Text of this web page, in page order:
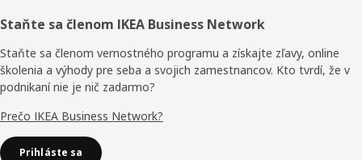
Staňte sa členom IKEA Business Network
Staňte sa členom vernostného programu a získajte zľavy, online
školenia a výhody pre seba a svojich zamestnancov. Kto tvrdí, že v
podnikaní nie je nič zadarmo?
Prečo IKEA Business Network?
Prihláste sa